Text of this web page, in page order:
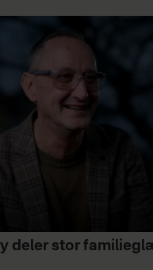
deler stor